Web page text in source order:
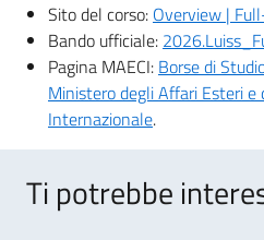
Sito del corso: Overview |
Bando ufficiale:
Pagina MAECI: Borse di
Ministero degli Affari Esteri e
Internazionale.
Ti potrebbe